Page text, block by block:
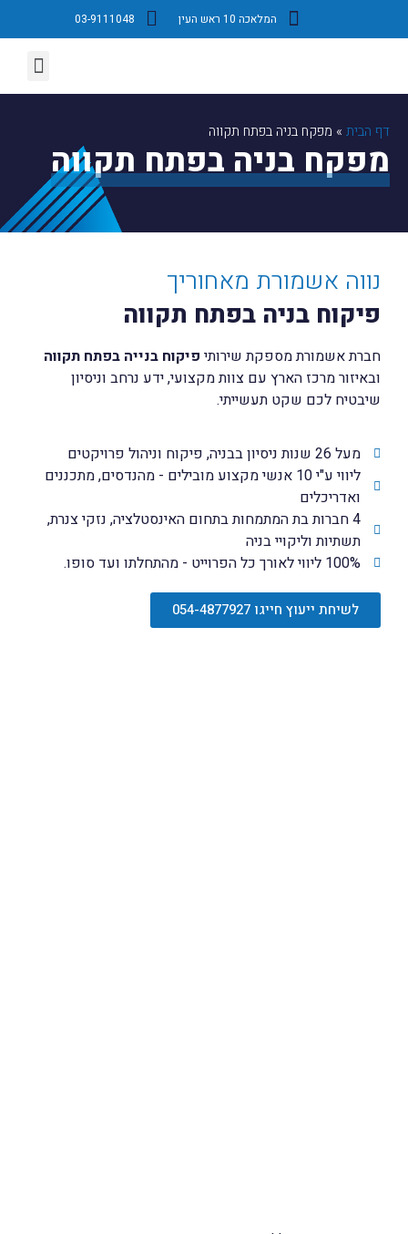
המלאכה 10 ראש העין 03-9111048
דף הבית » מפקח בניה בפתח תקווה
מפקח בניה בפתח תקווה
נווה אשמורת מאחוריך
פיקוח בניה בפתח תקווה
חברת אשמורת מספקת שירותי פיקוח בנייה בפתח תקווה
ובאיזור מרכז הארץ עם צוות מקצועי, ידע נרחב וניסיון
שיבטיח לכם שקט תעשייתי.
מעל 26 שנות ניסיון בבניה, פיקוח וניהול פרויקטים
ליווי ע"י 10 אנשי מקצוע מובילים - מהנדסים, מתכננים
ואדריכלים
4 חברות בת המתמחות בתחום האינסטלציה, נזקי צנרת,
תשתיות וליקויי בניה
100% ליווי לאורך כל הפרוייט - מהתחלתו ועד סופו.
לשיחת ייעוץ חייגו 054-4877927